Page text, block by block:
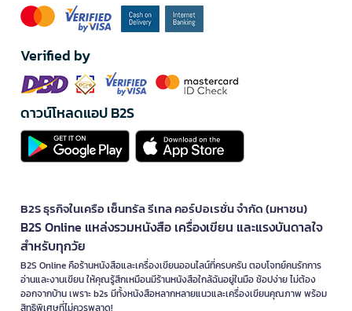
Verified by
ดาวน์โหลดแอป B2S
B2S ธุรกิจในเครือ เซ็นทรัล รีเทล คอร์ปอเรชั่น จำกัด (มหาชน)
B2S Online แหล่งรวมหนังสือ เครื่องเขียน และแรงบันดาลใจ
สำหรับทุกวัย
B2S Online คือร้านหนังสือและเครื่องเขียนออนไลน์ที่ครบครัน ตอบโจทย์คนรักการ
อ่านและงานเขียน ให้คุณรู้สึกเหมือนมีร้านหนังสือใกล้ฉันอยู่ในมือ ช้อปง่าย ไม่ต้อง
ออกจากบ้าน เพราะ b2s มีทั้งหนังสือหลากหลายแนวและเครื่องเขียนคุณภาพ พร้อม
สิทธิพิเศษที่ไม่ควรพลาด!